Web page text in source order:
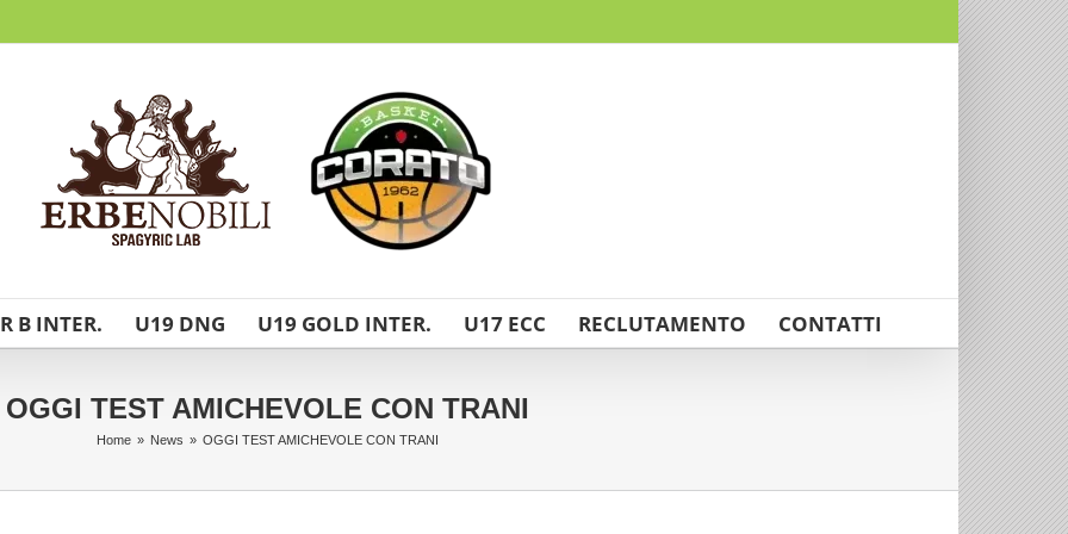
B INTER. U19 DNG U19 GOLD INTER. U17 ECC RECLUTAMENTO CONTATTI
OGGI TEST AMICHEVOLE CON TRANI
Home » News » OGGI TEST AMICHEVOLE CON TRANI